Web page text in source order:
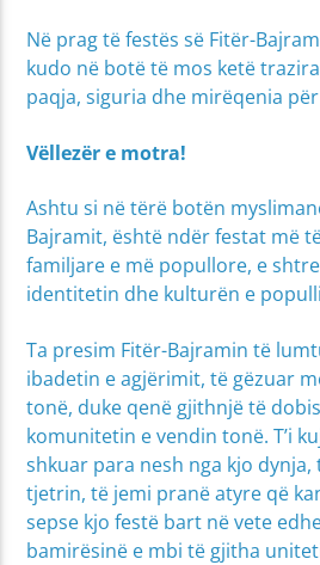
Në prag të festës së Fitër-
kudo në botë të mos ketë
paqja, siguria dhe mirëqenia
Vëllezër e motra!
Ashtu si në tërë botën
Bajramit, është ndër festat më
familjare e më popullore, e
identitetin dhe kulturën e
Ta presim Fitër-Bajramin të
ibadetin e agjërimit, të gëzuar
tonë, duke qenë gjithnjë të
komunitetin e vendin tonë. T’i
shkuar para nesh nga kjo
tjetrin, të jemi pranë atyre që
sepse kjo festë bart në vete
bamirësinë e mbi të gjitha